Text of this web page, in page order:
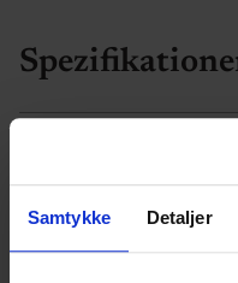
Samtykke Detaljer
Diagonale
18 cm vorwärts in